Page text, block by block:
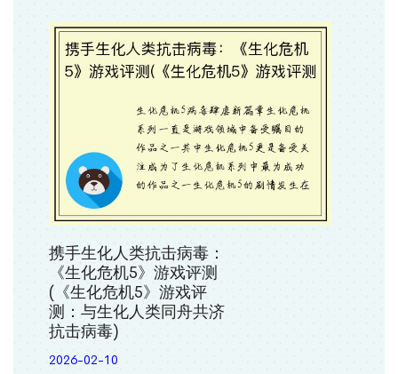
携手生化人类抗击病毒：
《生化危机5》游戏评测
(《生化危机5》游戏评
测：与生化人类同舟共济
抗击病毒)
2026-02-10